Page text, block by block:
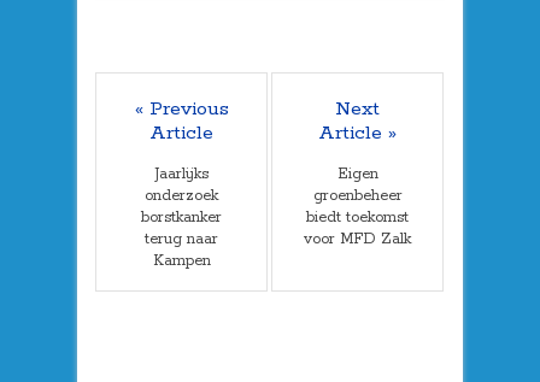
« Previous
Article
Jaarlijks
onderzoek
borstkanker
terug naar
Kampen
Next
Article »
Eigen
groenbeheer
biedt toekomst
voor MFD Zalk